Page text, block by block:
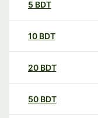
5 BDT
10 BDT
20 BDT
50 BDT